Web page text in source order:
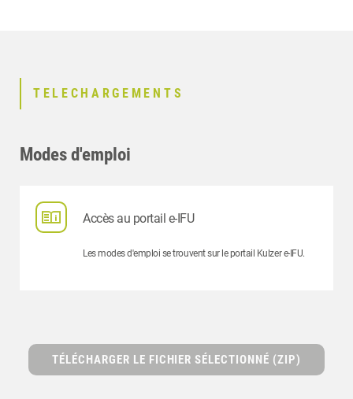
TELECHARGEMENTS
Modes d'emploi
Accès au portail e-IFU
Les modes d'emploi se trouvent sur le portail Kulzer e-IFU.
TÉLÉCHARGER LE FICHIER SÉLECTIONNÉ (ZIP)